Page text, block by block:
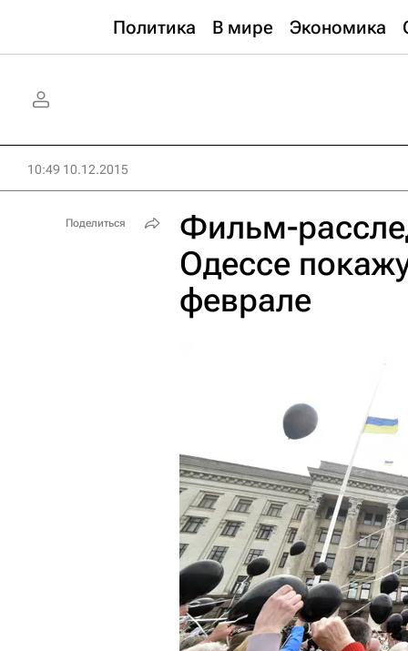
Политика В мире Экономика
10:49 10.12.2015
Фильм-
Одессе
феврале
Поделиться